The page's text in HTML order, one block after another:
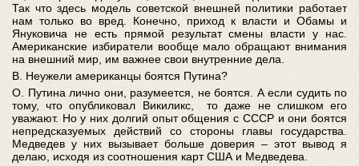
Так что здесь модель советской внешней политики работает
нам только во вред. Конечно, приход к власти и Обамы и
Януковича не есть прямой результат смены власти у нас.
Американские избиратели вообще мало обращают внимания
на внешний мир, им важнее свои внутренние дела.
В. Неужели американцы боятся Путина?
О. Путина лично они, разумеется, не боятся. А если судить по
тому, что опубликовал Викиликс, то даже не слишком его
уважают. Но у них долгий опыт общения с СССР и они боятся
непредсказуемых действий со стороны главы государства.
Медведев у них вызывает больше доверия – этот вывод я
делаю, исходя из соотношения карт США и Медведева.